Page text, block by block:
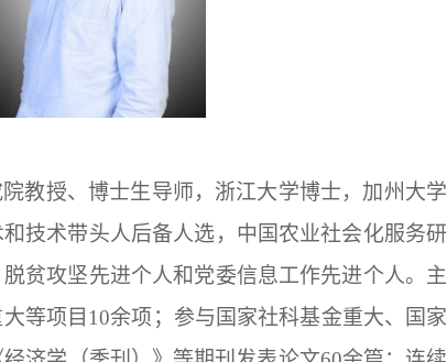
教授、博士生导师，浙江大学博士，加州大
技术带头人后备人选，中国农业社会化服务
贫攻坚先进个人和党委信息工作先进个人。
等项目10余项；参与国家社科基金重大、国